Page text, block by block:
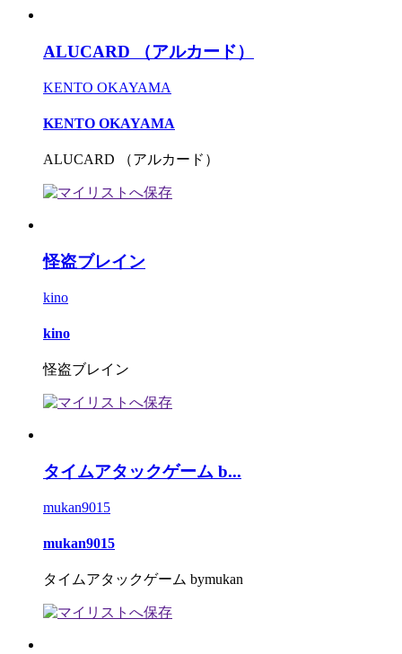
ALUCARD （アルカード）
KENTO OKAYAMA
KENTO OKAYAMA
ALUCARD （アルカード）
怪盗ブレイン
kino
kino
怪盗ブレイン
タイムアタックゲーム b...
mukan9015
mukan9015
タイムアタックゲーム bymukan